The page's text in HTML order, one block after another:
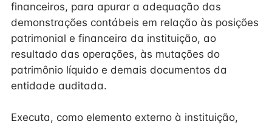
financeiros, para apurar a adequação das
demonstrações contábeis em relação às posições
patrimonial e financeira da instituição, ao
resultado das operações, às mutações do
patrimônio líquido e demais documentos da
entidade auditada.
Executa, como elemento externo à instituição,